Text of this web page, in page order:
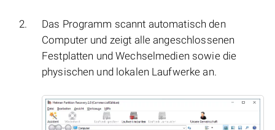
Das Programm scannt automatisch den
Computer und zeigt alle angeschlossenen
Festplatten und Wechselmedien sowie die
physischen und lokalen Laufwerke an.